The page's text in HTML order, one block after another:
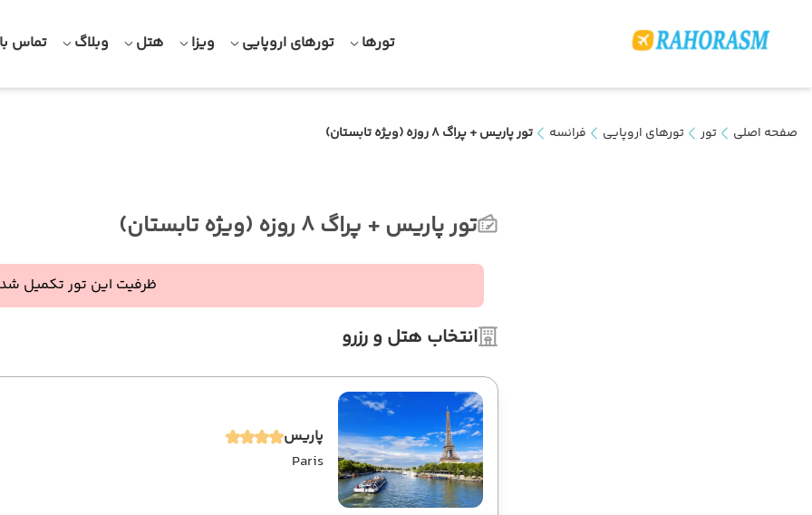
تورها تورهای اروپایی ویزا هتل وبلاگ تماس
صفحه اصلی تور تورهای اروپایی فرانسه تور پاریس + پراگ 8 روزه (ویژه تابستان)
تور پاریس + پراگ 8 روزه (ویژه تابستان)
ظرفیت این تور تکمیل
انتخاب هتل و رزرو
پاریس
Paris